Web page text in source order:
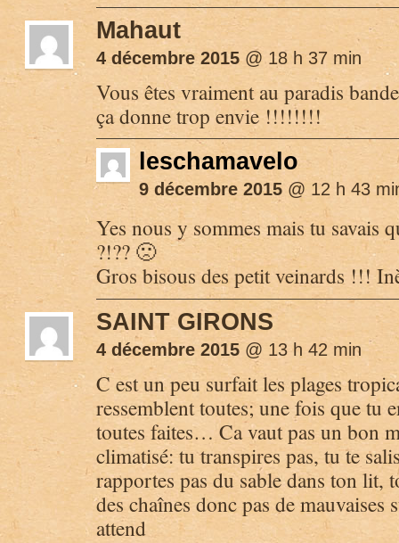
Mahaut
4 décembre 2015 @ 18 h 37 min
Vous êtes vraiment au paradis
ça donne trop envie !!!!!!!!
leschamavelo
9 décembre 2015 @ 12 h 43
Yes nous y sommes mais tu savais
?!?? 🙁
Gros bisous des petit veinards !!!
SAINT GIRONS
4 décembre 2015 @ 13 h 42 min
C est un peu surfait les plages
ressemblent toutes; une fois que tu
toutes faites… Ca vaut pas un bon
climatisé: tu transpires pas, tu te
rapportes pas du sable dans ton lit,
des chaînes donc pas de
attend